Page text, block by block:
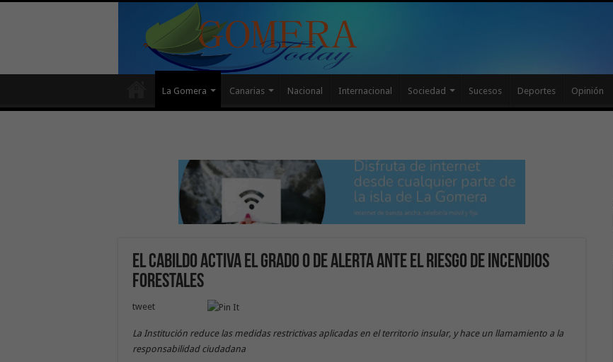
La Gomera Canarias Nacional Internacional Sociedad Sucesos Deportes Opinión
El Cabildo activa el grado 0 de alerta ante el riesgo de incendios
forestales
tweet
La Institución reduce las medidas restrictivas aplicadas en el territorio insular, y hace un llamamiento a la
responsabilidad ciudadana